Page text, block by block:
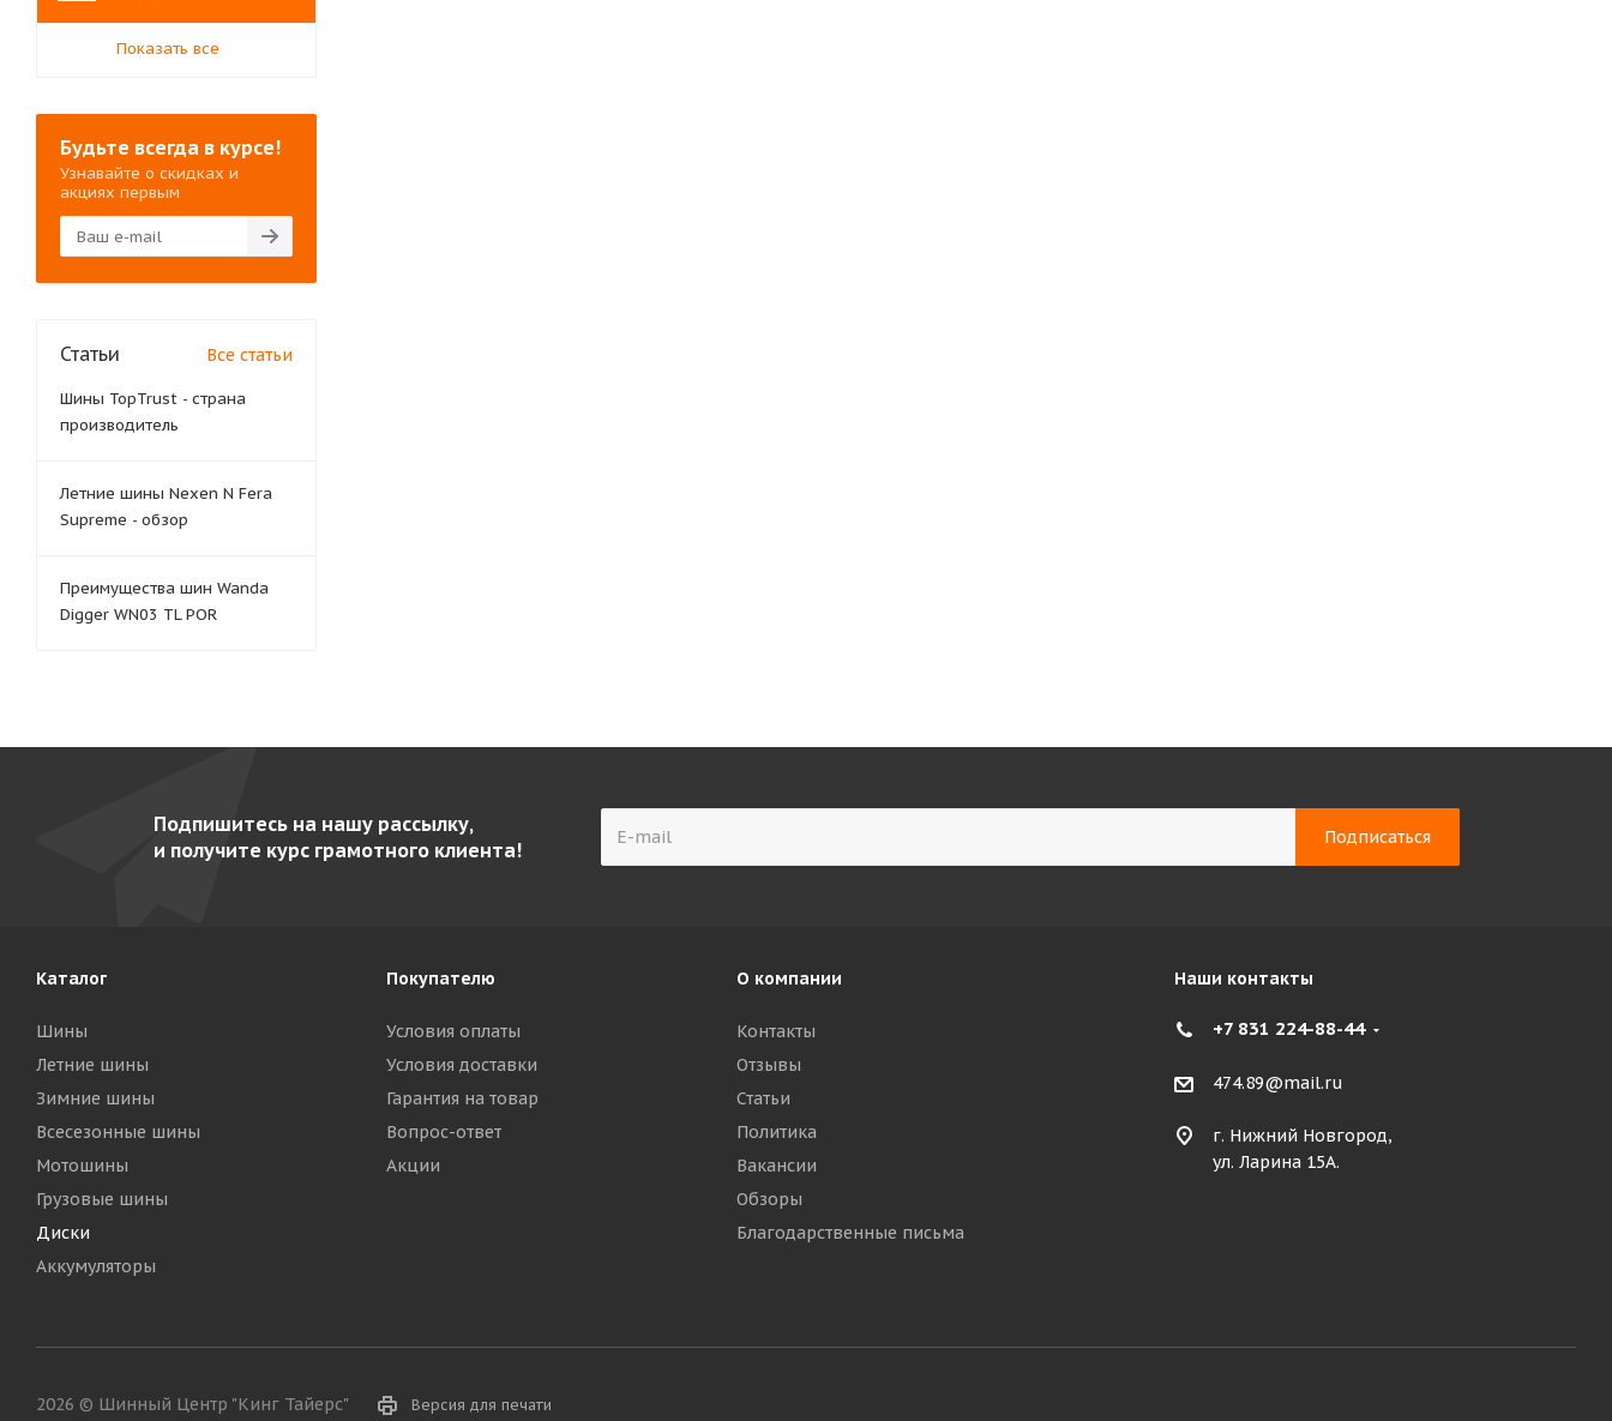
Показать все
Будьте всегда в курсе!
Узнавайте о скидках и
акциях первым
Статьи Все статьи
Шины TopTrust - страна
производитель
Летние шины Nexen N Fera
Supreme - обзор
Преимущества шин Wanda
Digger WN03 TL POR
Подпишитесь на нашу рассылку,
и получите курс грамотного клиента!
Каталог
Шины
Летние шины
Зимние шины
Всесезонные шины
Мотошины
Грузовые шины
Диски
Аккумуляторы
Покупателю
Условия оплаты
Условия доставки
Гарантия на товар
Вопрос-ответ
Акции
О компании
Контакты
Отзывы
Статьи
Политика
Вакансии
Обзоры
Благодарственные письма
Наши контакты
+7 831 224-88-44
474.89@mail.ru
г. Нижний Новгород,
ул. Ларина 15А.
2026 © Шинный Центр "Кинг Тайерс" Версия для печати